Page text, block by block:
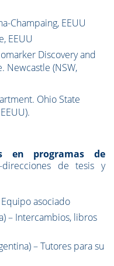
Champaing, EEUU
EEUU
Discovery and
Newcastle (NSW,
Ohio State
en programas de
de tesis y
Equipo asociado
– Intercambios, libros
– Tutores para su